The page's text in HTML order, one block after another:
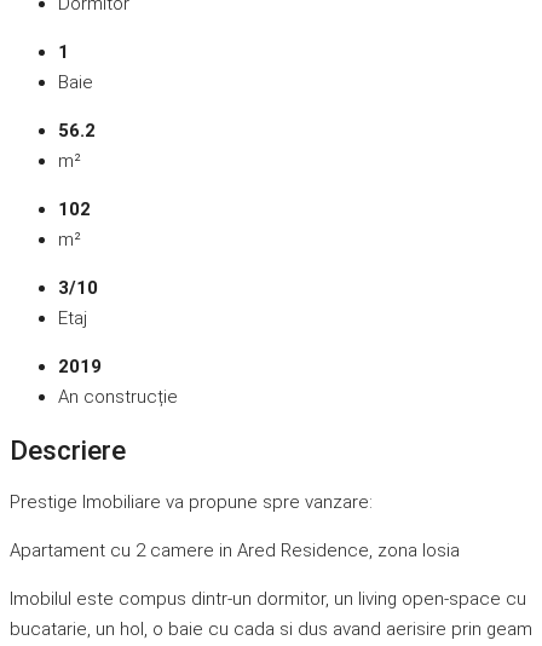
1
Baie
56.2
m²
102
m²
3/10
Etaj
2019
An construcție
Descriere
Prestige Imobiliare va propune spre vanzare:
Apartament cu 2 camere in Ared Residence, zona Iosia
Imobilul este compus dintr-un dormitor, un living open-space cu
bucatarie, un hol, o baie cu cada si dus avand aerisire prin geam